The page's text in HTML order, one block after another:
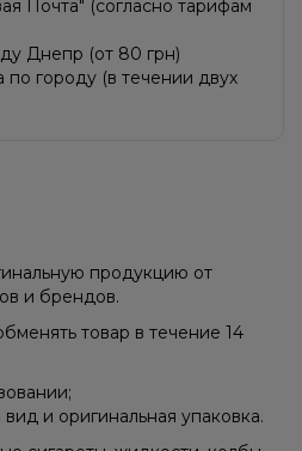
Почта" (согласно тарифам
Днепр (от 80 грн)
по городу (в течении двух
продукцию от
и брендов.
товар в течение 14
и оригинальная упаковка.